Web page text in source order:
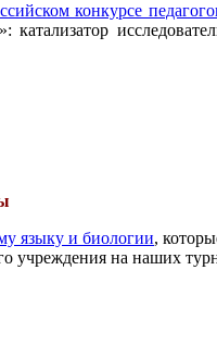
конкурсе
языку и биологии,
учреждения на наших